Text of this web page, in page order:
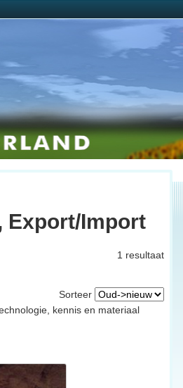
Export/Import
1 resultaat
Sorteer
kennis en materiaal